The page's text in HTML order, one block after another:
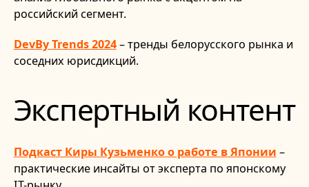
российский сегмент.
DevBy Trends 2024– тренды белорусского рынка и
соседних юрисдикций.
Экспертный контент
Подкаст Киры Кузьменко о работе в Японии –
практические инсайты от эксперта по японскому